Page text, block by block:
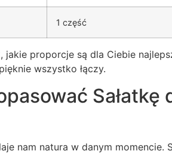
1 część
proporcje są dla Ciebie
wszystko łączy.
Sałatkę
nam natura w danym momencie.